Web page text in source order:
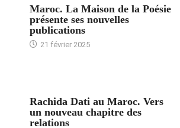
Maroc. La Maison de la Poésie
présente ses nouvelles
publications
21 février 2025
Rachida Dati au Maroc. Vers
un nouveau chapitre des
relations